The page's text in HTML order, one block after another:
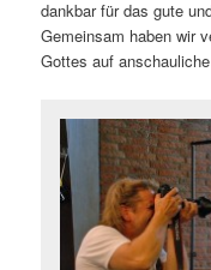
dankbar für das gute
Gemeinsam haben wir
Gottes auf